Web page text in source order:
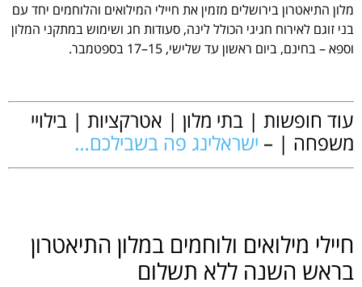
מלון התיאטרון בירושלים מזמין את חיילי המילואים והלוחמים יחד עם
בני זוגם לאירוח חגיגי הכולל לינה, סעודות חג ושימוש במתקני המלון
וספא – בחינם, ביום ראשון עד שלישי, 15–17 בספטמבר.
עוד חופשות | בתי מלון | אטרקציות | בילויי
משפחה | – ישראלינג פה בשבילכם…
חיילי מילואים ולוחמים במלון התיאטרון
בראש השנה ללא תשלום